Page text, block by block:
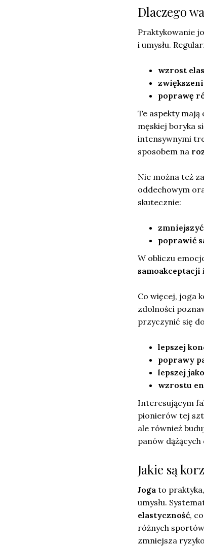
Dlaczego
Praktykowanie
i umysłu.
wzrost
poprawę
Te aspekty
męskiej boryka
intensywnymi
sposobem na
Nie można też
oddechowym
skutecznie:
poprawić
W obliczu
samoakceptacji i
Co więcej, joga
zdolności
przyczynić się
lepszej
poprawy
lepszej
wzrostu
Interesującym
pionierów tej
ale również
panów
Jakie są
Joga to
umysłu.
elastyczność,
różnych
zmniejsza